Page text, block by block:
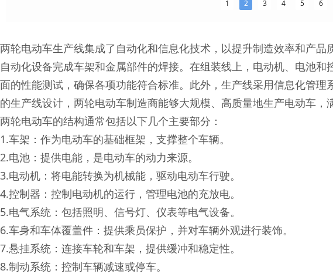
两轮电动车生产线集成了自动化和信息化技术，以提升制造效率和产
自动化设备完成车架和金属部件的焊接。在组装线上，电动机、电池
面的性能测试，确保各项功能符合标准。此外，生产线采用信息化管
的生产线设计，两轮电动车制造商能够大规模、高质量地生产电动车，
两轮电动车的结构通常包括以下几个主要部分：
1.车架：作为电动车的基础框架，支撑整个车辆。
2.电池：提供电能，是电动车的动力来源。
3.电动机：将电能转换为机械能，驱动电动车行驶。
4.控制器：控制电动机的运行，管理电池的充放电。
5.电气系统：包括照明、信号灯、仪表等电气设备。
6.车身和车体覆盖件：提供乘员保护，并对车辆外观进行装饰。
7.悬挂系统：连接车轮和车架，提供缓冲和稳定性。
8.制动系统：控制车辆减速或停车。
1 2 3 4 5 6